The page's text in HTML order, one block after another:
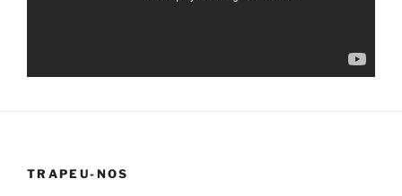
TRAPEU-NOS